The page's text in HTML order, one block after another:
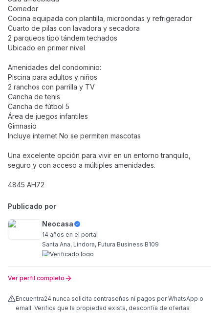
Comedor
Cocina equipada con plantilla, microondas y refrigerador
Cuarto de pilas con lavadora y secadora
2 parqueos tipo tándem techados
Ubicado en primer nivel
Amenidades del condominio:
Piscina para adultos y niños
2 ranchos con parrilla y TV
Cancha de tenis
Cancha de fútbol 5
Área de juegos infantiles
Gimnasio
Incluye internet No se permiten mascotas
Una excelente opción para vivir en un entorno tranquilo,
seguro y con acceso a múltiples amenidades.
4845 AH72
Publicado por
Neocasa
14 años en el portal
Santa Ana, Lindora, Futura Business B109
Ver perfil completo
Encuentra24 nunca solicita contraseñas ni pagos por WhatsApp o
email. Verifica que la propiedad exista, desconfía de ofertas